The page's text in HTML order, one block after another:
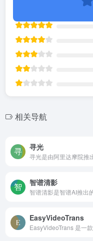
相关导航
寻光
智谱清影
EasyVideoTrans